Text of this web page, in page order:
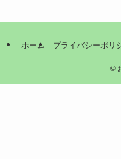
ホーム プライバシーポリ
©